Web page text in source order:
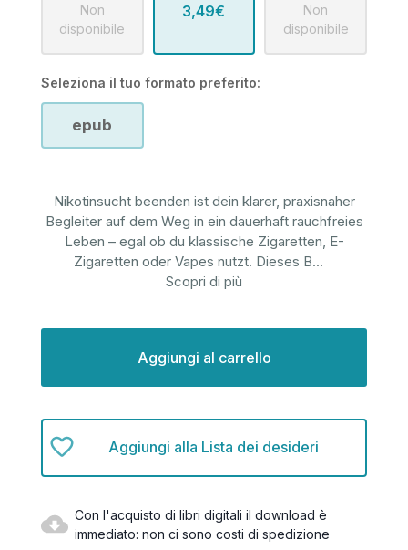
Non
disponibile
3,49€
Non
disponibile
Seleziona il tuo formato preferito:
epub
Nikotinsucht beenden ist dein klarer, praxisnaher
Begleiter auf dem Weg in ein dauerhaft rauchfreies
Leben – egal ob du klassische Zigaretten, E-
Zigaretten oder Vapes nutzt. Dieses B...
Scopri di più
Aggiungi alla Lista dei desideri
Con l'acquisto di libri digitali il download è
immediato: non ci sono costi di spedizione